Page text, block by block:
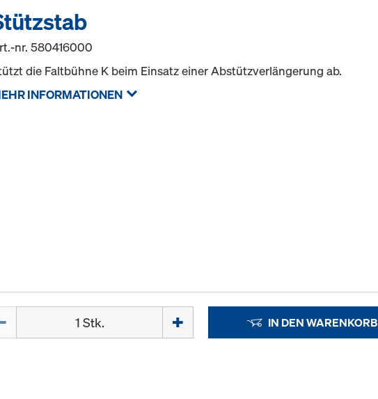
nr.580416000
die Faltbühne K beim Einsatz einer Abstützverlängerung ab.
INFORMATIONEN
IN DEN WARENKORB